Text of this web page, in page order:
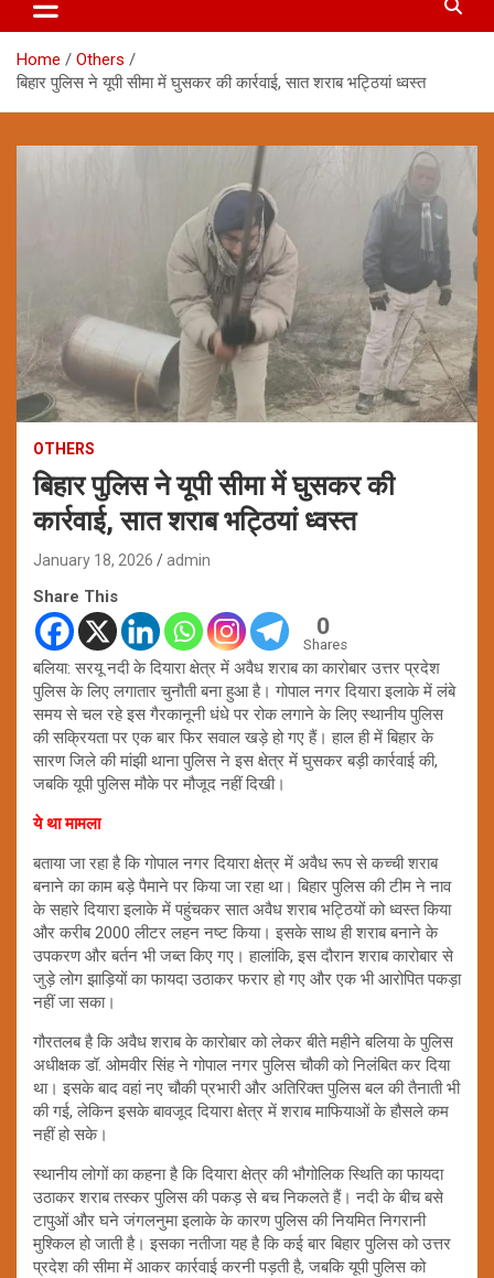
Home
Others
बिहार पुलिस ने यूपी सीमा में घुसकर की कार्रवाई, सात शराब भट्ठियां ध्वस्त
OTHERS
बिहार पुलिस ने यूपी सीमा में घुसकर की
कार्रवाई, सात शराब भट्ठियां ध्वस्त
January 18, 2026 admin
Share This
0
Shares
बलिया: सरयू नदी के दियारा क्षेत्र में अवैध शराब का कारोबार उत्तर प्रदेश
पुलिस के लिए लगातार चुनौती बना हुआ है। गोपाल नगर दियारा इलाके में लंबे
समय से चल रहे इस गैरकानूनी धंधे पर रोक लगाने के लिए स्थानीय पुलिस
की सक्रियता पर एक बार फिर सवाल खड़े हो गए हैं। हाल ही में बिहार के
सारण जिले की मांझी थाना पुलिस ने इस क्षेत्र में घुसकर बड़ी कार्रवाई की,
जबकि यूपी पुलिस मौके पर मौजूद नहीं दिखी।
ये था मामला
बताया जा रहा है कि गोपाल नगर दियारा क्षेत्र में अवैध रूप से कच्ची शराब
बनाने का काम बड़े पैमाने पर किया जा रहा था। बिहार पुलिस की टीम ने नाव
के सहारे दियारा इलाके में पहुंचकर सात अवैध शराब भट्ठियों को ध्वस्त किया
और करीब 2000 लीटर लहन नष्ट किया। इसके साथ ही शराब बनाने के
उपकरण और बर्तन भी जब्त किए गए। हालांकि, इस दौरान शराब कारोबार से
जुड़े लोग झाड़ियों का फायदा उठाकर फरार हो गए और एक भी आरोपित पकड़ा
नहीं जा सका।
गौरतलब है कि अवैध शराब के कारोबार को लेकर बीते महीने बलिया के पुलिस
अधीक्षक डॉ. ओमवीर सिंह ने गोपाल नगर पुलिस चौकी को निलंबित कर दिया
था। इसके बाद वहां नए चौकी प्रभारी और अतिरिक्त पुलिस बल की तैनाती भी
की गई, लेकिन इसके बावजूद दियारा क्षेत्र में शराब माफियाओं के हौसले कम
नहीं हो सके।
स्थानीय लोगों का कहना है कि दियारा क्षेत्र की भौगोलिक स्थिति का फायदा
उठाकर शराब तस्कर पुलिस की पकड़ से बच निकलते हैं। नदी के बीच बसे
टापुओं और घने जंगलनुमा इलाके के कारण पुलिस की नियमित निगरानी
मुश्किल हो जाती है। इसका नतीजा यह है कि कई बार बिहार पुलिस को उत्तर
प्रदेश की सीमा में आकर कार्रवाई करनी पड़ती है, जबकि यूपी पुलिस को